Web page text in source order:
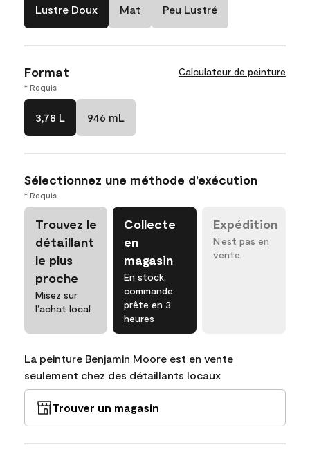
Lustre Doux Mat Peu Lustré
Format Calculateur de peinture
* Requis
3,78 L 946 mL
Sélectionnez une méthode d’exécution
* Requis
Trouvez le
détaillant
le plus
proche
Misez sur
l’achat local
Collecte
en
magasin
En stock,
commande
prête en 3
heures
Expédition
N’est pas en
vente
La peinture Benjamin Moore est en vente
seulement chez des détaillants locaux
Trouver un magasin